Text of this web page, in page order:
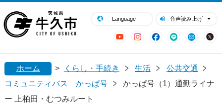
Language 音声読み上げ
YouTubeInstagram
Facebook
LINE Mail
閉じる
ホーム > くらし・手続き 生活
公共交通
コミュニティバス かっぱ号
かっぱ号（1）通勤ライナ
ー 上柏田・むつみルート